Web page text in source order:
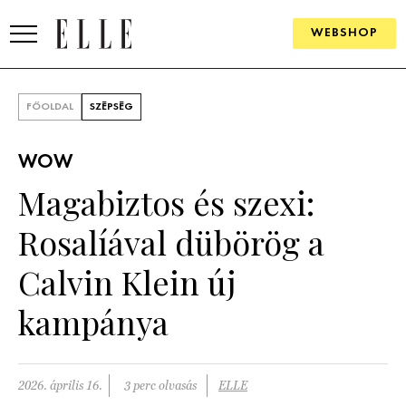
WEBSHOP
SZÉPSÉG
PSZICHÉ
PÁRKAPCSOLAT
FŐOLDAL SZÉPSÉG
WOW
Magabiztos és szexi:
Rosalíával dübörög a
Calvin Klein új
kampánya
2026. április 16. 3 perc olvasás ELLE